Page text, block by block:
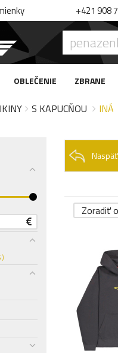
+421 908
OBLEČENIE ZBRANE
S KAPUCŇOU INÁ
)
Naspäť
Zoradiť